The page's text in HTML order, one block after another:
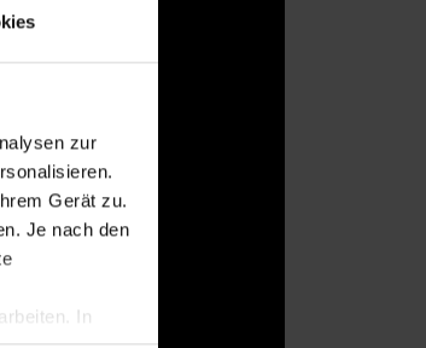
zur
Gerät zu.
Je nach den
In